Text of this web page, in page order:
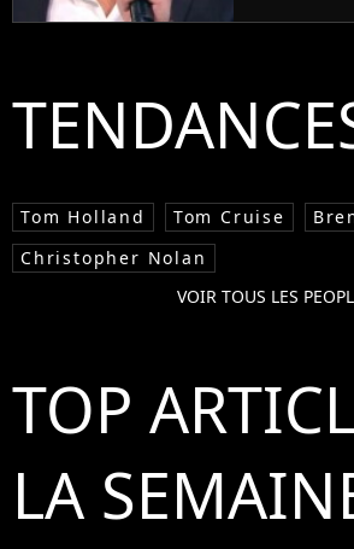
malaise
Tom Holland Tom Cruise
Christopher Nolan
VOIR TOUS LES
TOP
LA